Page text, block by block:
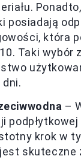
posiadają
która
Taki wybór
–
krok w
skuteczne